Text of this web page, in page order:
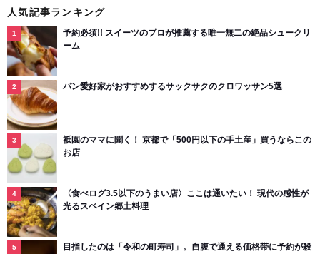
人気記事ランキング
予約必須!! スイーツのプロが推薦する唯一無二の絶品シュークリ
ーム
パン愛好家がおすすめするサックサクのクロワッサン5選
祇園のママに聞く！ 京都で「500円以下の手土産」買うならこの
お店
〈食べログ3.5以下のうまい店〉ここは通いたい！ 現代の感性が
光るスペイン郷土料理
目指したのは「令和の町寿司」。自腹で通える価格帯に予約が殺